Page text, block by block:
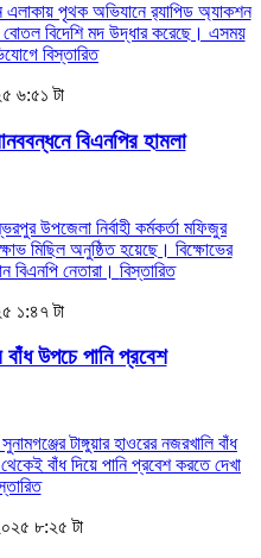
এলাকায় পৃথক অভিযানে র‌্যাপিড অ্যাকশন
বিদেশি মদ উদ্ধার করেছে। এসময়
বিস্তারিত
৬:৫১ টা
বিএনপির হামলা
উপজেলা নির্বাহী কর্মকর্তা মফিজুর
মিছিল অনুষ্ঠিত হয়েছে। বিক্ষোভের
বিএনপি নেতারা। বিস্তারিত
১:৪৭ টা
বাঁধ উপচে পানি প্রবেশ
টাঙ্গুয়ার হাওরের নজরখালি বাঁধ
বাঁধ দিয়ে পানি প্রবেশ করতে দেখা
৮:২৫ টা